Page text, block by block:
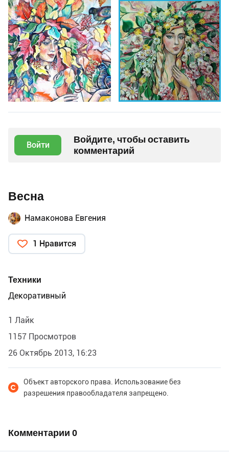
Войти
Войдите, чтобы оставить
комментарий
Весна
Намаконова Евгения
1 Нравится
Техники
Декоративный
1 Лайк
1157 Просмотров
26 Октябрь 2013, 16:23
Объект авторского права. Использование без
разрешения правообладателя запрещено.
Комментарии 0